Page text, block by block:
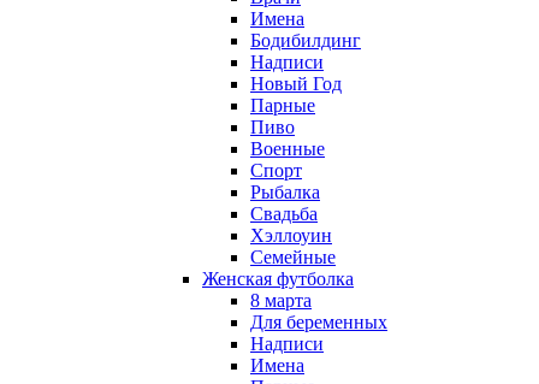
Имена
Бодибилдинг
Надписи
Новый Год
Парные
Пиво
Военные
Спорт
Рыбалка
Свадьба
Хэллоуин
Семейные
Женская футболка
8 марта
Для беременных
Надписи
Имена